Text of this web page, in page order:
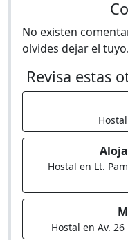
No existen
olvides dejar el tuyo.
Revisa estas
Hostal en Lt.
Hostal en Av.